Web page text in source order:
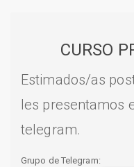
CURSO
Estimados/as
les presentamos
telegram.
Grupo de Telegram: